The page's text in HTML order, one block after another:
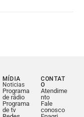
MÍDIA
Noticias
Programa
de rádio
Programa
de tv
CONTAT
O
Atendime
nto
Fale
conosco